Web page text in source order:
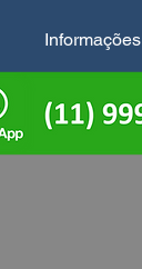
Informações